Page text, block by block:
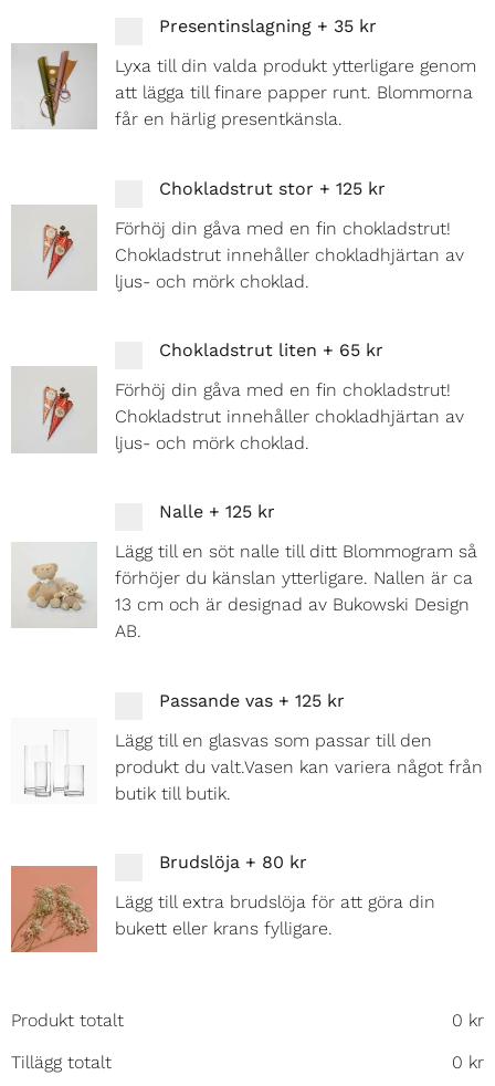
Presentinslagning + 35 kr
Lyxa till din valda produkt ytterligare genom
att lägga till finare papper runt. Blommorna
får en härlig presentkänsla.
Chokladstrut stor +125 kr
Förhöj din gåva med en fin chokladstrut!
Chokladstrut innehåller chokladhjärtan av
ljus- och mörk choklad.
Chokladstrut liten + 65 kr
Förhöj din gåva med en fin chokladstrut!
Chokladstrut innehåller chokladhjärtan av
ljus- och mörk choklad.
Nalle +125 kr
Lägg till en söt nalle till ditt Blommogram så
förhöjer du känslan ytterligare. Nallen är ca
13 cm och är designad av Bukowski Design
AB.
Passande vas +125 kr
Lägg till en glasvas som passar till den
produkt du valt.Vasen kan variera något från
butik till butik.
Brudslöja + 80 kr
Lägg till extra brudslöja för att göra din
bukett eller krans fylligare.
Produkt totalt 0 kr
Tillägg totalt 0 kr